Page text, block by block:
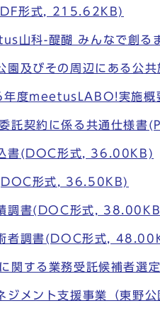
形式, 215.62KB)
山科-醍醐 みんなで創
園及びその周辺にある公
年度meetusLABO!実施
託契約に係る共通仕様
書(DOC形式, 36.00KB)
形式, 36.50KB)
調書(DOC形式,
者調書(DOC形式,
関する業務受託候補者
ジメント支援事業（東野